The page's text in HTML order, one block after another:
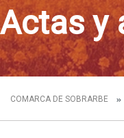
Actas y
COMARCA DE SOBRARBE